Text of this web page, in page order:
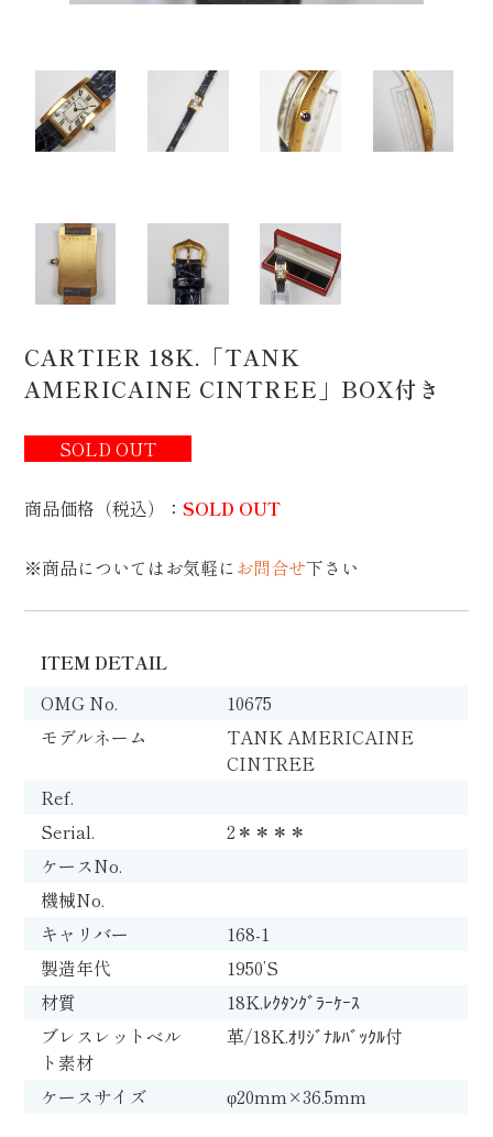
CARTIER 18K.「TANK
AMERICAINE CINTREE」BOX付き
SOLD OUT
商品価格（税込） ：SOLD OUT
※商品についてはお気軽にお問合せ下さい
ITEM DETAIL
OMG No.
10675
モデルネーム
TANK AMERICAINE
CINTREE
Ref.
Serial.
2＊＊＊＊
ケースNo.
機械No.
キャリバー
168-1
製造年代
1950’S
材質
18K.ﾚｸﾀﾝｸﾞﾗｰｹｰｽ
ブレスレットベル
ト素材
革/18K.ｵﾘｼﾞﾅﾙﾊﾞｯｸﾙ付
ケースサイズ φ20mm×36.5mm